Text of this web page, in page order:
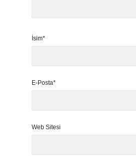
İsim*
E-Posta*
Web Sitesi